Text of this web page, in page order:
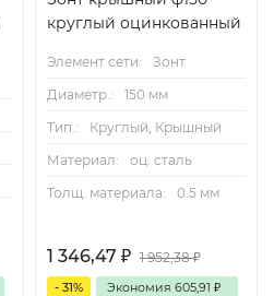
круглый оцинкованный
Элемент сети:
Зонт
Диаметр.:
150 мм
Тип.:
Круглый, Крышный
Материал:
оц. сталь
Толщ. материала:
0.5 мм
1 346,47 ₽ 1 952,38₽
- 31% Экономия 605,91 ₽